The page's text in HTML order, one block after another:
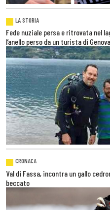
LA STORIA
Fede nuziale persa e ritrovata nel
l’anello perso da un turista di Genova
CRONACA
Val di Fassa, incontra un gallo
beccato